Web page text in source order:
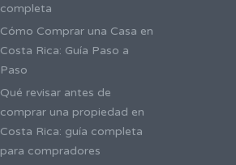
completa
Cómo Comprar una Casa en
Costa Rica: Guía Paso a
Paso
Qué revisar antes de
comprar una propiedad en
Costa Rica: guía completa
para compradores